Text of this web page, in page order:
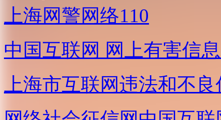
上海网警网络110
中国互联网 网上有害信
上海市互联网违法和不